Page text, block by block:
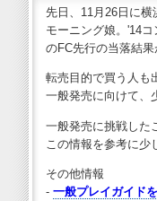
先日、11月26日に
モーニング娘。'14
のFC先行の当落結
転売目的で買う人も
一般発売に向けて、
一般発売に挑戦した
この情報を参考に少
その他情報
- 一般プレイガイド